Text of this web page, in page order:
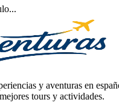
y aventuras en
tours y actividades.